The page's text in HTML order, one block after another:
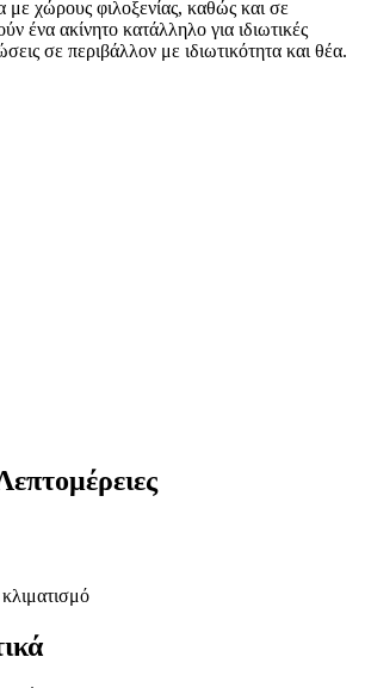
με χώρους φιλοξενίας, καθώς και σε
ένα ακίνητο κατάλληλο για ιδιωτικές
σε περιβάλλον με ιδιωτικότητα και θέα.